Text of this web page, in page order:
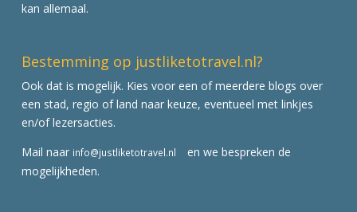
kan allemaal.
Bestemming op justliketotravel.nl?
Ook dat is mogelijk. Kies voor een of meerdere blogs over
een stad, regio of land naar keuze, eventueel met linkjes
en/of lezersacties.
Mail naar info@justliketotravel.nl
en we bespreken de
mogelijkheden.